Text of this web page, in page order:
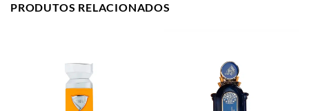
PRODUTOS RELACIONADOS